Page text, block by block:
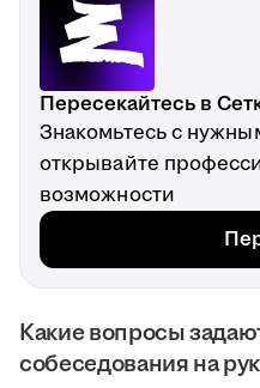
Пересекайтесь в
Знакомьтесь с
открывайте
возможности
Какие вопросы
собеседования на